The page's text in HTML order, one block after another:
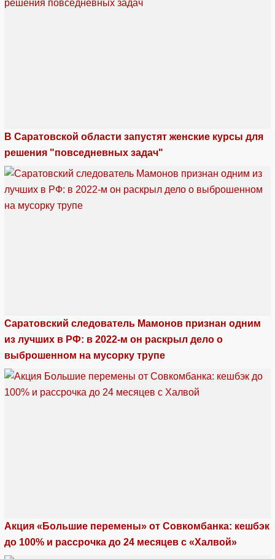
В Саратовской области запустят женские курсы для
решения "повседневных задач"
Саратовский следователь Мамонов признан одним
из лучших в РФ: в 2022-м он раскрыл дело о
выброшенном на мусорку трупе
Акция «Большие перемены» от Совкомбанка: кешбэк
до 100% и рассрочка до 24 месяцев с «Халвой»